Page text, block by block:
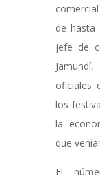
de hasta
jefe de
oficiales
los
la
que
El